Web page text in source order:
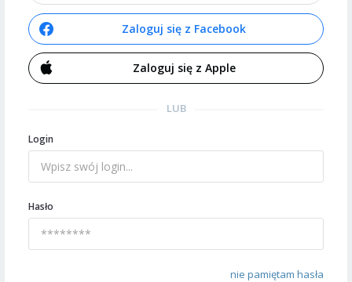
Zaloguj się z Facebook
Zaloguj się z Apple
LUB
Login
Hasło
nie pamiętam hasła